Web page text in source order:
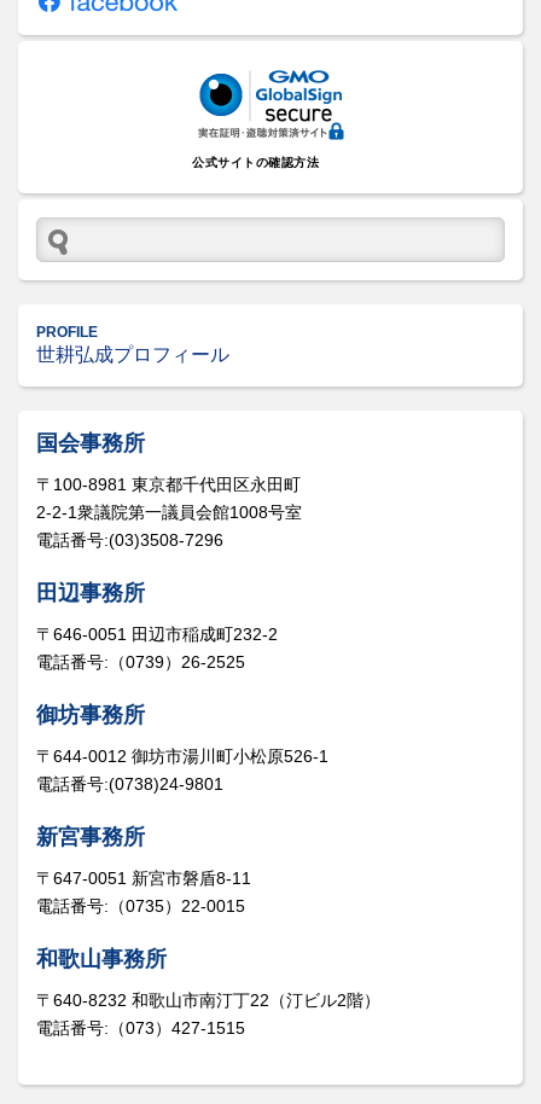
公式サイトの確認方法
PROFILE
世耕弘成プロフィール
国会事務所
〒100-8981 東京都千代田区永田町
2-2-1衆議院第一議員会館1008号室
電話番号:(03)3508-7296
田辺事務所
〒646-0051 田辺市稲成町232-2
電話番号:（0739）26-2525
御坊事務所
〒644-0012 御坊市湯川町小松原526-1
電話番号:(0738)24-9801
新宮事務所
〒647-0051 新宮市磐盾8-11
電話番号:（0735）22-0015
和歌山事務所
〒640-8232 和歌山市南汀丁22（汀ビル2階）
電話番号:（073）427-1515